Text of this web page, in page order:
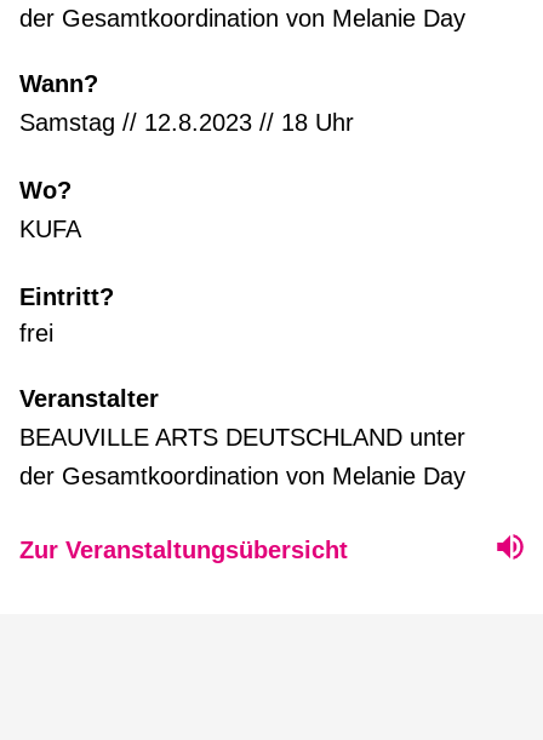
der Gesamtkoordination von Melanie Day
Wann?
Samstag // 12.8.2023 // 18 Uhr
Wo?
KUFA
Eintritt?
frei
Veranstalter
BEAUVILLE ARTS DEUTSCHLAND unter
der Gesamtkoordination von Melanie Day
Zur Veranstaltungsübersicht